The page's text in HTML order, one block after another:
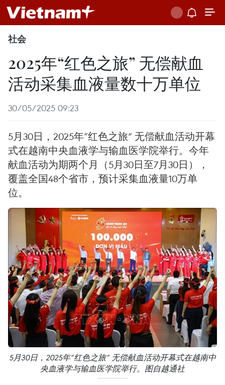
社会
2025年“红色之旅” 无偿献血
活动采集血液量数十万单位
30/05/2025 09:23
5月30日，2025年“红色之旅” 无偿献血活动开幕
式在越南中央血液学与输血医学院举行。今年
献血活动为期两个月（5月30日至7月30日），
覆盖全国48个省市，预计采集血液量10万单
位。
5月30日，2025年“红色之旅” 无偿献血活动开幕式在越南中
央血液学与输血医学院举行。图自越通社